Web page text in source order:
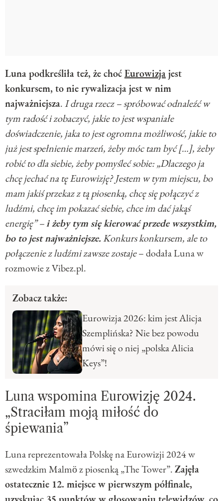
Luna podkreśliła też, że choćEurowizjajest
konkursem, to nie rywalizacja jest w nim
najważniejsza.I druga rzecz – spróbować odnaleźć w
tym radość i zobaczyć, jakie to jest wspaniałe
doświadczenie, jaka to jest ogromna możliwość, jakie to
już jest spełnienie marzeń, żeby móc tam być […], żeby
robić to dla siebie, żeby pomyśleć sobie: „Dlaczego ja
chcę jechać na tę Eurowizję? Jestem w tym miejscu, bo
mam jakiś przekaz z tą piosenką, chcę się połączyć z
ludźmi, chcę im pokazać siebie, chce im dać jakąś
energię” –i żeby tym się kierować przede wszystkim,
bo to jest najważniejsze. Konkurs konkursem, ale to
połączenie z ludźmi zawsze zostaje– dodała Luna w
rozmowie z Vibez.pl.
Zobacz także:
Eurowizja 2026: kim jest Alicja
Szemplińska? Nie bez powodu
mówi się o niej „polska Alicia
Keys”!
Luna wspomina Eurowizję 2024.
„Straciłam moją miłość do
śpiewania”
Luna reprezentowała Polskę na Eurowizji 2024 w
szwedzkim Malmö z piosenką „The Tower”.Zajęła
ostatecznie 12. miejsce w pierwszym półfinale,